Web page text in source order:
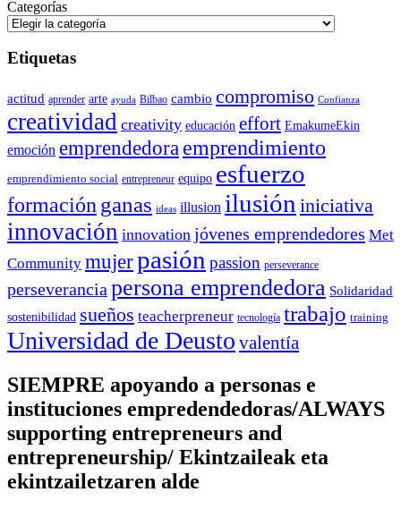
Categorías
Etiquetas
actitud aprender arte ayuda Bilbao cambio compromiso Confianza
creatividad creativity educación effort EmakumeEkin
emoción emprendedora emprendimiento
emprendimiento social entrepreneur equipo esfuerzo
formación ganas ideas illusion ilusión iniciativa
innovación innovation jóvenes emprendedores Met
Community mujerpasión passion perseverance
perseverancia persona emprendedora Solidaridad
sostenibilidad sueños teacherpreneur tecnología trabajo training
Universidad de Deusto valentía
SIEMPRE apoyando a personas e
instituciones empredendedoras/ALWAYS
supporting entrepreneurs and
entrepreneurship/ Ekintzaileak eta
ekintzailetzaren alde